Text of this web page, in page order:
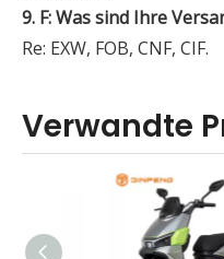
9. F: Was sind Ihre
Re: EXW, FOB, CNF, CIF.
Verwandte